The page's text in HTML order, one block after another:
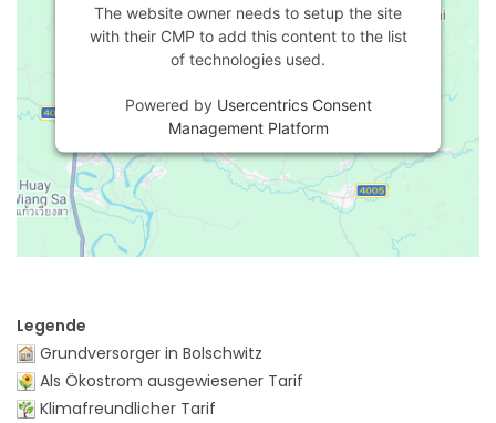
The website owner needs to setup the site
with their CMP to add this content to the list
of technologies used.
Powered by Usercentrics Consent
Management Platform
Legende
Grundversorger in Bolschwitz
Als Ökostrom ausgewiesener Tarif
Klimafreundlicher Tarif